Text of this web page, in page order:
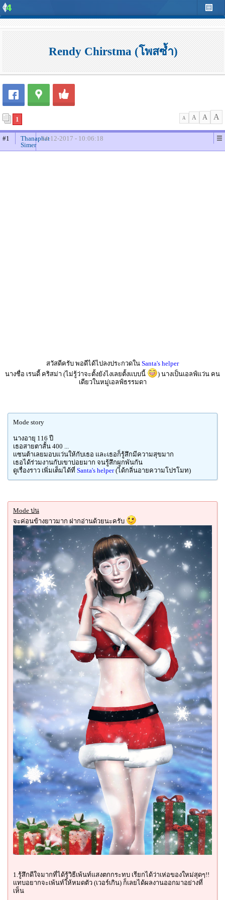
Rendy Chirstma (โพสซ้ำ)
1 A A A A
#1
Thanaphat
Simer
24-12-2017 - 10:06:18
สวัสดีครับ พอดีได้ไปลงประกวดใน Santa's helper
นางชื่อ เรนดี้ คริสม่า (ไม่รู้ว่าจะตั้งยังไงเลยตั้งเเบบนี้
) นางเป็นเอลฟ์เเว่น คน
เดียวในหมู่เอลฟ์ธรรมดา
Mode story
นางอายุ 116 ปี
เธอสายตาสั้น 400 ...
เเซนต้าเลยมอบเเว่นให้กับเธอ เเละเธอก็รู้สึกมีความสุขมาก
เธอได้ร่วมงานกับเขาบ่อยมาก จนรู้สึกผูกพันกัน
ดูเรื่องราว เพิ่มเต็มได้ที่ Santa's helper(ได้กลิ่นอายความโปรโมท)
Mode บ่น
จะค่อนข้างยาวมาก ฝากอ่านด้วยนะครับ
1.รู้สึกดีใจมากที่ได้รู้วิธีเพ้นท์เเสงตกกระทบ เรียกได้ว่าเห่อของใหม่สุดๆ!!
เเทบอยากจะเพ้นท์ให้หมดตัว (เวอร์เกิน) ก็เลยได้ผลงานออกมาอย่างที่
เห็น